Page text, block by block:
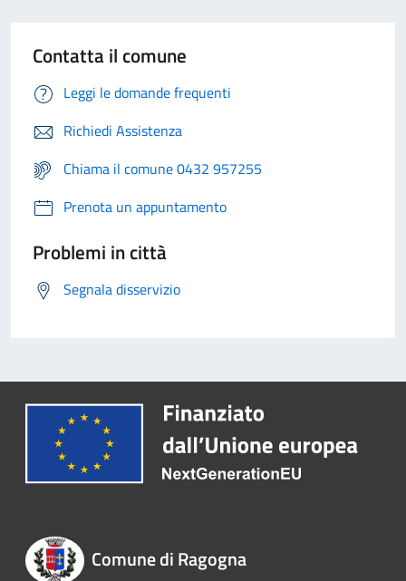
Contatta il comune
Leggi le domande frequenti
Richiedi Assistenza
Chiama il comune 0432 957255
Prenota un appuntamento
Problemi in città
Segnala disservizio
Comune di Ragogna